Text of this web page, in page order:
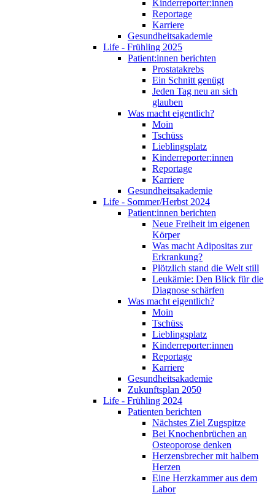
Kinderreporter:innen
Reportage
Karriere
Gesundheitsakademie
Life - Frühling 2025
Patient:innen berichten
Prostatakrebs
Ein Schnitt genügt
Jeden Tag neu an sich
glauben
Was macht eigentlich?
Moin
Tschüss
Lieblingsplatz
Kinderreporter:innen
Reportage
Karriere
Gesundheitsakademie
Life - Sommer/Herbst 2024
Patient:innen berichten
Neue Freiheit im eigenen
Körper
Was macht Adipositas zur
Erkrankung?
Plötzlich stand die Welt still
Leukämie: Den Blick für die
Diagnose schärfen
Was macht eigentlich?
Moin
Tschüss
Lieblingsplatz
Kinderreporter:innen
Reportage
Karriere
Gesundheitsakademie
Zukunftsplan 2050
Life - Frühling 2024
Patienten berichten
Nächstes Ziel Zugspitze
Bei Knochenbrüchen an
Osteoporose denken
Herzensbrecher mit halbem
Herzen
Eine Herzkammer aus dem
Labor